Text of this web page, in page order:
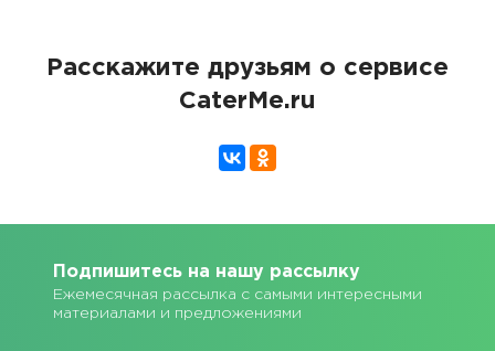
Расскажите друзьям о сервисе
CaterMe.ru
Подпишитесь на нашу рассылку
Ежемесячная рассылка с самыми интересными
материалами и предложениями